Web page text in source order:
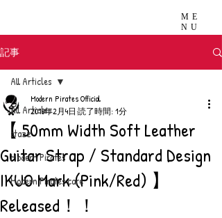
ME
NU
記事
All Articles
stazz
Modern Pirates
Modern Pirates care
All Articles
【 50mm Width Soft Leather
Guitar Strap / Standard Design
IKUO Mark (Pink/Red) 】
Released！！
Modern Pirates Official
2018年2月4日 読了時間: 1分